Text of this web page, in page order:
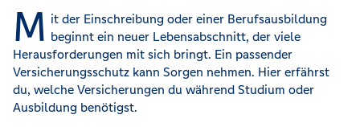
M it der Einschreibung oder einer Berufsausbildung
beginnt ein neuer Lebensabschnitt, der viele
Herausforderungen mit sich bringt. Ein passender
Versicherungsschutz kann Sorgen nehmen. Hier erfährst
du, welche Versicherungen du während Studium oder
Ausbildung benötigst.